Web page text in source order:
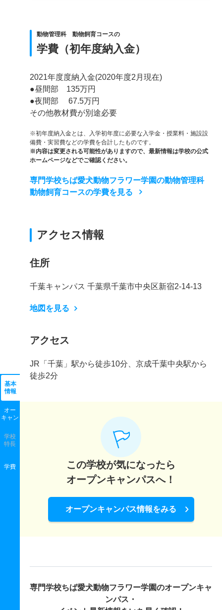
基本
情報
オー
キャン
学校
特長
学費
動物管理科 動物飼育コースの
学費（初年度納入金）
2021年度度納入金(2020年度2月現在)
●昼間部 135万円
●夜間部 67.5万円
その他教材費が別途必要
※初年度納入金とは、入学初年度に必要な入学金・授業料・施設設
備費・実習費などの学費を合計したものです。
※内容は変更される可能性がありますので、最新情報は学校の公式
ホームページなどでご確認ください。
専門学校ちば愛犬動物フラワー学園の動物管理科
動物飼育コースの学費を見る
アクセス情報
住所
千葉キャンパス 千葉県千葉市中央区新宿2-14-13
地図を見る
アクセス
JR「千葉」駅から徒歩10分、京成千葉中央駅から
徒歩2分
この学校が気になったら
オープンキャンパスへ！
オープンキャンパス情報をみる
専門学校ちば愛犬動物フラワー学園のオープンキャ
ンパス・